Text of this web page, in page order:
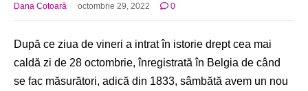
Dana Cotoară octombrie 29, 2022 0
După ce ziua de vineri a intrat în istorie drept cea mai
caldă zi de 28 octombrie, înregistrată în Belgia de când
se fac măsurători, adică din 1833, sâmbătă avem un nou